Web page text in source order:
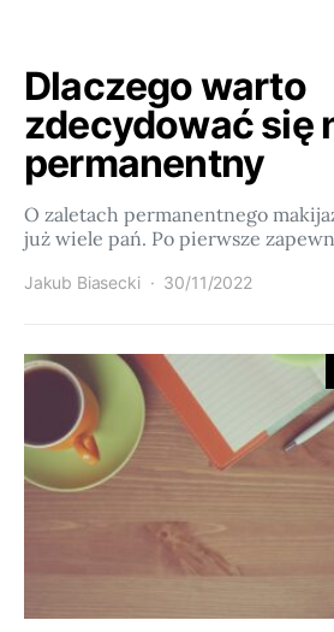
Dlaczego warto
zdecydować się
permanentny
O zaletach permanentnego
już wiele pań. Po pierwsze
Jakub Biasecki 30/11/2022